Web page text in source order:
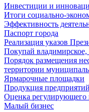
Инвестиции и
Итоги социально-
Эффективность
Паспорт города
Реализация указов
Покупай владимирское,
Порядок размещения
территории
Ярмарочные площадки
Продукция
Оценка регулирующего
Малый бизнес